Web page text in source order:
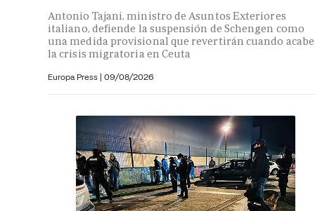
Antonio Tajani, ministro de Asuntos Exteriores
italiano, defiende la suspensión de Schengen como
una medida provisional que revertirán cuando acabe
la crisis migratoria en Ceuta
Europa Press | 09/08/2026